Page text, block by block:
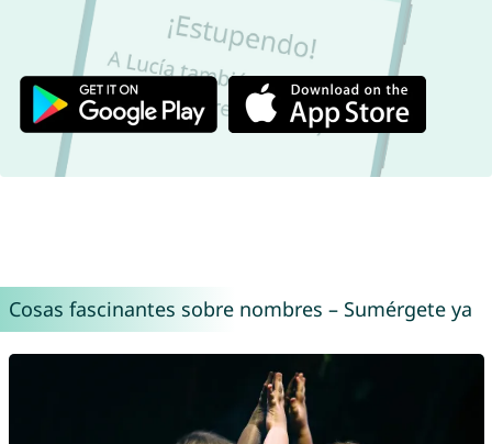
Cosas fascinantes sobre nombres – Sumérgete ya